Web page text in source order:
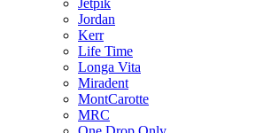
Jetpik
Jordan
Kerr
Life Time
Longa Vita
Miradent
MontCarotte
MRC